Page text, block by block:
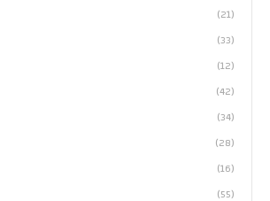
(21)
(33)
(12)
(42)
(34)
(28)
(16)
(55)